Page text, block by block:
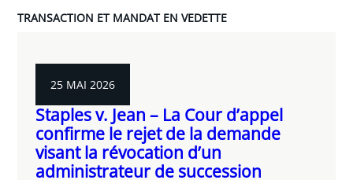
TRANSACTION ET MANDAT EN VEDETTE
25 MAI 2026
Staples v. Jean – La Cour d’appel
confirme le rejet de la demande
visant la révocation d’un
administrateur de succession